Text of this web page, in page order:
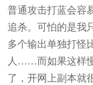
普通攻击打蓝会容
追杀。可怕的是我
多个输出单独打怪
人……而如果这样
了，开网上副本就